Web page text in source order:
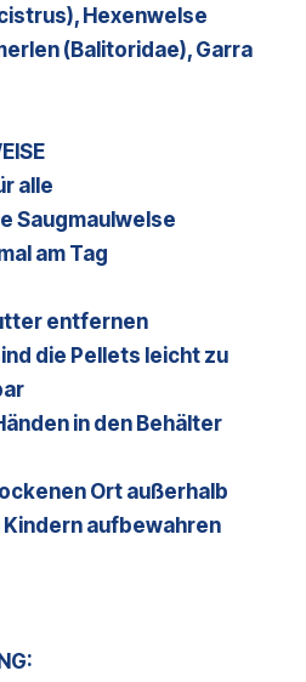
Hexenwelse
(Balitoridae), Garra
alle
Saugmaulwelse
am Tag
entfernen
die Pellets leicht zu
in den Behälter
Ort außerhalb
aufbewahren